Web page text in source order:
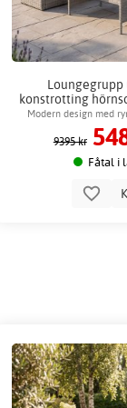
Loungegrupp
konstrotting
Moreno +
Modern design med
9395 kr
Fåtal i